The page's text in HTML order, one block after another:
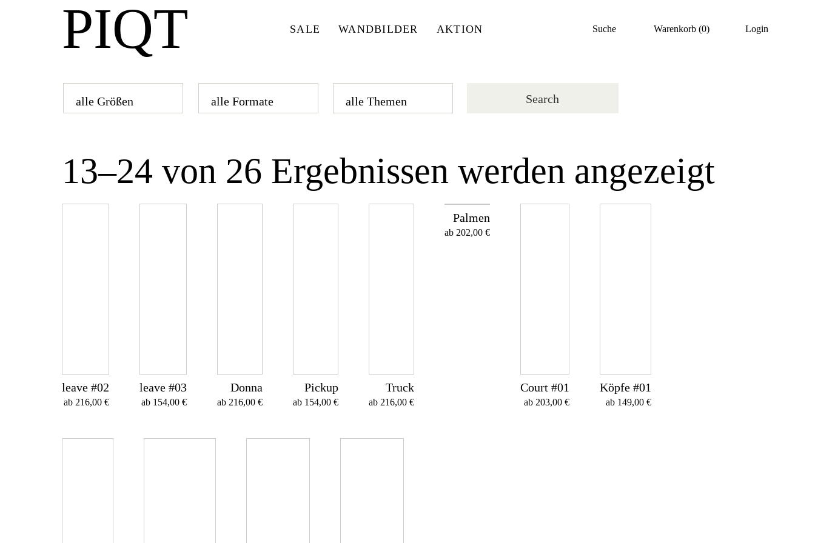
PIQT SALE WANDBILDER AKTION Suche Warenkorb (0) Login
13–24 von 26 Ergebnissen werden angezeigt
leave #02
ab 216,00 €
leave #03
ab 154,00 €
Donna
ab 216,00 €
Pickup
ab 154,00 €
Truck
ab 216,00 €
Palmen
ab 202,00 €
Court #01
ab 203,00 €
Köpfe #01
ab 149,00 €